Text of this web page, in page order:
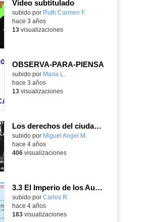
Vídeo subtitulado
Contenido educativo.
subido por Ruth Carmen F.
hace 3 años
13visualizaciones
OBSERVA-PARA-PIENSA
Contenido educativo.
subido por Maria L.
hace 3 años
13visualizaciones
Los derechos del ciudadano en los conflictos con la administración
Contenido educativo.
subido por Miguel Angel M.
hace 4 años
406visualizaciones
3.3 El Imperio de los Austrias: España bajo Carlos I. Política interior y conflictos europeos.
Contenido educativo.
subido por Carlos R.
hace 4 años
183visualizaciones